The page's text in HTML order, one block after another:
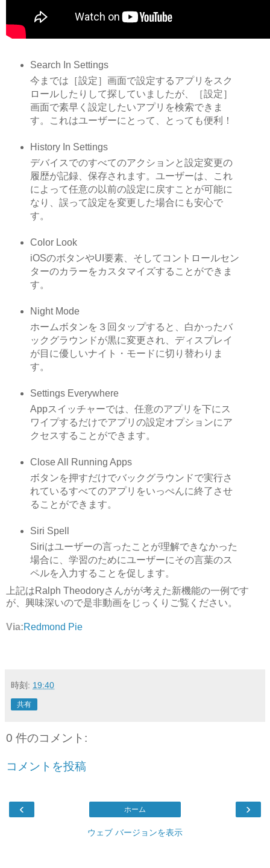
Search In Settings
今までは［設定］画面で設定するアプリをスク
ロールしたりして探していましたが、［設定］
画面で素早く設定したいアプリを検索できま
す。これはユーザーにとって、とっても便利！
History In Settings
デバイスでのすべてのアクションと設定変更の
履歴が記録、保存されます。ユーザーは、これ
によって任意の以前の設定に戻すことが可能に
なり、誤って設定を変更した場合にも安心で
す。
Color Look
iOSのボタンやUI要素、そしてコントロールセン
ターのカラーをカスタマイズすることができま
す。
Night Mode
ホームボタンを３回タップすると、白かったバ
ックグラウンドが黒に変更され、ディスプレイ
が目に優しいナイト・モードに切り替わりま
す。
Settings Everywhere
Appスイッチャーでは、任意のアプリを下にス
ワイプするだけでアプリの設定オプションにア
クセスすることができます。
Close All Running Apps
ボタンを押すだけでバックグラウンドで実行さ
れているすべてのアプリをいっぺんに終了させ
ることができます。
Siri Spell
Siriはユーザーの言ったことが理解できなかった
場合に、学習のためにユーザーにその言葉のス
ペルを入力することを促します。
上記はRalph Theodoryさんがが考えた新機能の一例です
が、興味深いので是非動画をじっくりご覧ください。
Via:Redmond Pie
時刻: 19:40
共有
0 件のコメント:
コメントを投稿
‹ ›
ホーム
ウェブ バージョンを表示